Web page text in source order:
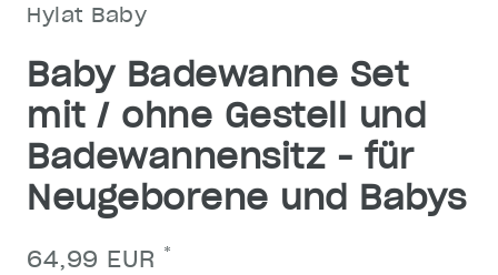
Hylat Baby
Baby Badewanne Set
mit / ohne Gestell und
Badewannensitz - für
Neugeborene und Babys
64,99 EUR *